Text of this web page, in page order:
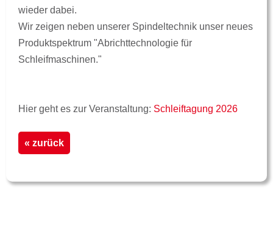
wieder dabei.
Wir zeigen neben unserer Spindeltechnik unser neues
Produktspektrum "Abrichttechnologie für
Schleifmaschinen."
Hier geht es zur Veranstaltung: Schleiftagung 2026
« zurück